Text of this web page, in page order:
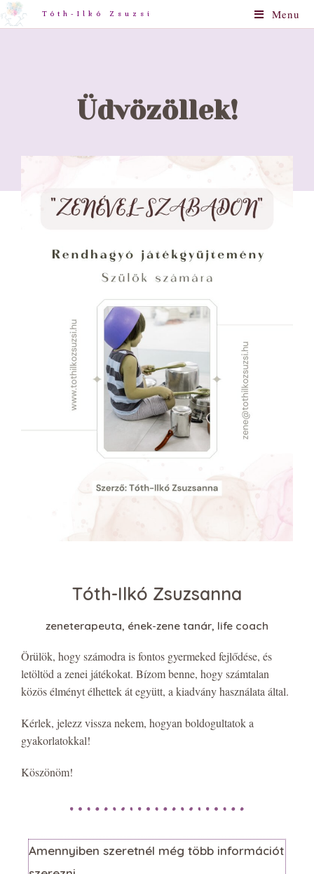
Tóth-Ilkó Zsuzsi Menu
Üdvözöllek!
Tóth-Ilkó Zsuzsanna
zeneterapeuta, ének-zene tanár, life coach
Örülök, hogy számodra is fontos gyermeked fejlődése, és
letöltöd a zenei játékokat. Bízom benne, hogy számtalan
közös élményt élhettek át együtt, a kiadvány használata által.
Kérlek, jelezz vissza nekem, hogyan boldogultatok a
gyakorlatokkal!
Köszönöm!
Amennyiben szeretnél még több információt